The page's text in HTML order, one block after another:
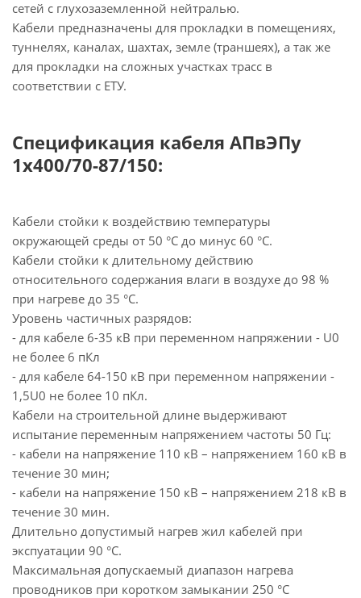
сетей с глухозаземленной нейтралью.
Кабели предназначены для прокладки в помещениях,
туннелях, каналах, шахтах, земле (траншеях), а так же
для прокладки на сложных участках трасс в
соответствии с ЕТУ.
Спецификация кабеля АПвЭПу
1х400/70-87/150:
Кабели стойки к воздействию температуры
окружающей среды от 50 °С до минус 60 °С.
Кабели стойки к длительному действию
относительного содержания влаги в воздухе до 98 %
при нагреве до 35 °С.
Уровень частичных разрядов:
- для кабеле 6-35 кВ при переменном напряжении - U0
не более 6 пКл
- для кабеле 64-150 кВ при переменном напряжении -
1,5U0 не более 10 пКл.
Кабели на строительной длине выдерживают
испытание переменным напряжением частоты 50 Гц:
- кабели на напряжение 110 кВ – напряжением 160 кВ в
течение 30 мин;
- кабели на напряжение 150 кВ – напряжением 218 кВ в
течение 30 мин.
Длительно допустимый нагрев жил кабелей при
экспуатации 90 °С.
Максимальная допускаемый диапазон нагрева
проводников при коротком замыкании 250 °С